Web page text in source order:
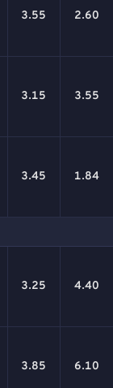
3.55 2.60
3.15 3.55
3.45 1.84
3.25 4.40
3.85 6.10